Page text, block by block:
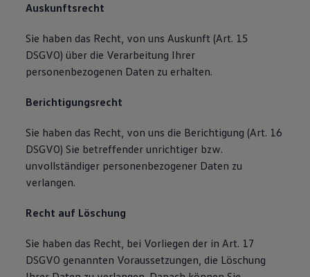
Auskunftsrecht
Sie haben das Recht, von uns Auskunft (Art. 15
DSGVO) über die Verarbeitung Ihrer
personenbezogenen Daten zu erhalten.
Berichtigungsrecht
Sie haben das Recht, von uns die Berichtigung (Art. 16
DSGVO) Sie betreffender unrichtiger bzw.
unvollständiger personenbezogener Daten zu
verlangen.
Recht auf Löschung
Sie haben das Recht, bei Vorliegen der in Art. 17
DSGVO genannten Voraussetzungen, die Löschung